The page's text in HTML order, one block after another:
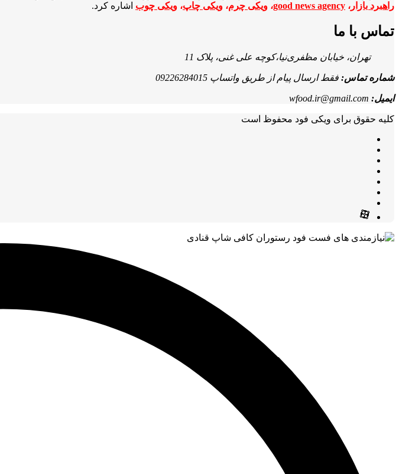
راهبرد بازار ، good news agency، ویکی چرم، ویکی چاپ، ویکی چوب اشاره کرد.
تماس با ما
تهران، خیابان مظفری‌نیا،کوچه علی غنی، پلاک 11
شماره تماس: فقط ارسال پیام از طریق واتساپ 09226284015
ایمیل: wfood.ir@gmail.com
کلیه حقوق برای ویکی فود محفوظ است